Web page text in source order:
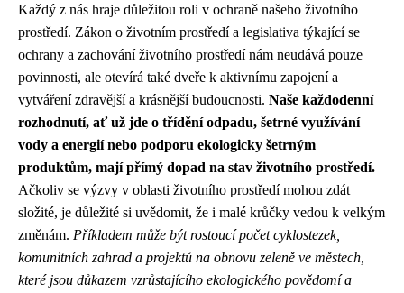
Každý z nás hraje důležitou roli v ochraně našeho životního
prostředí. Zákon o životním prostředí a legislativa týkající se
ochrany a zachování životního prostředí nám neudává pouze
povinnosti, ale otevírá také dveře k aktivnímu zapojení a
vytváření zdravější a krásnější budoucnosti. Naše každodenní
rozhodnutí, ať už jde o třídění odpadu, šetrné využívání
vody a energií nebo podporu ekologicky šetrným
produktům, mají přímý dopad na stav životního prostředí.
Ačkoliv se výzvy v oblasti životního prostředí mohou zdát
složité, je důležité si uvědomit, že i malé krůčky vedou k velkým
změnám. Příkladem může být rostoucí počet cyklostezek,
komunitních zahrad a projektů na obnovu zeleně ve městech,
které jsou důkazem vzrůstajícího ekologického povědomí a